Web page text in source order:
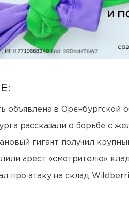
объявлена в Оренбургской
рассказали о борьбе с
гигант получил
арест «смотрителю»
про атаку на склад